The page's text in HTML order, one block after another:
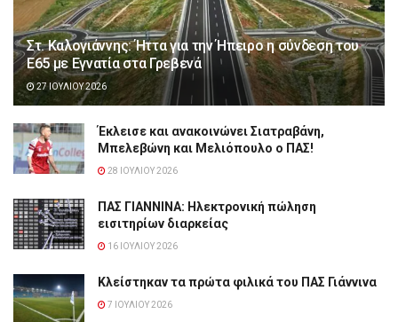
Στ. Καλογιάννης: Ήττα για την Ήπειρο η σύνδεση του
Ε65 με Εγνατία στα Γρεβενά
27 ΙΟΥΛΊΟΥ 2026
Έκλεισε και ανακοινώνει Σιατραβάνη,
Μπελεβώνη και Μελιόπουλο ο ΠΑΣ!
28 ΙΟΥΛΊΟΥ 2026
ΠΑΣ ΓΙΑΝΝΙΝΑ: Hλεκτρονική πώληση
εισιτηρίων διαρκείας
16 ΙΟΥΛΊΟΥ 2026
Κλείστηκαν τα πρώτα φιλικά του ΠΑΣ Γιάννινα
7 ΙΟΥΛΊΟΥ 2026